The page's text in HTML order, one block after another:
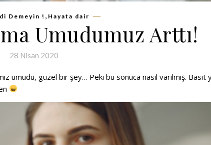
Demeyin ! Hayata dair
Umudumuz Arttı!
28 Nisan 2020
umudu, güzel bir şey… Peki bu sonuca nasıl varılmış. Basit